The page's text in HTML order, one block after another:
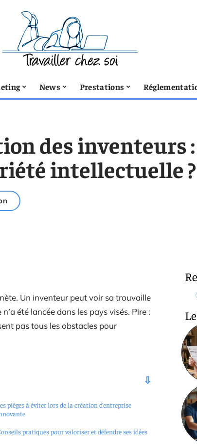
News Prestations
des inventeurs
intellectuelle ?
Un inventeur peut voir sa trouvaille
été lancée dans les pays visés. Pire :
pas tous les obstacles pour
pièges à éviter lors de la création d’entreprise
pratiques pour valoriser et défendre ses idées